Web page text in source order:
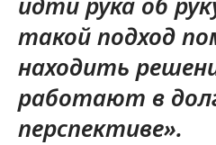
такой подход
находить
работают в
перспективе».